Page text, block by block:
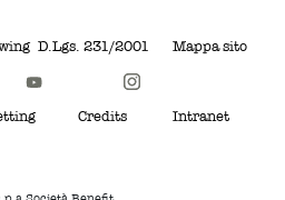
D.Lgs. 231/2001 Mappa sito
Credits Intranet